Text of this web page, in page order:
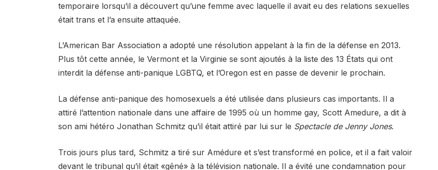
temporaire lorsqu’il a découvert qu’une femme avec laquelle il avait eu des relations sexuelles
était trans et l’a ensuite attaquée.
L’American Bar Association a adopté une résolution appelant à la fin de la défense en 2013.
Plus tôt cette année, le Vermont et la Virginie se sont ajoutés à la liste des 13 États qui ont
interdit la défense anti-panique LGBTQ, et l’Oregon est en passe de devenir le prochain.
La défense anti-panique des homosexuels a été utilisée dans plusieurs cas importants. Il a
attiré l’attention nationale dans une affaire de 1995 où un homme gay, Scott Amedure, a dit à
son ami hétéro Jonathan Schmitz qu’il était attiré par lui sur le Spectacle de Jenny Jones.
Trois jours plus tard, Schmitz a tiré sur Amédure et s’est transformé en police, et il a fait valoir
devant le tribunal qu’il était «gêné» à la télévision nationale. Il a évité une condamnation pour